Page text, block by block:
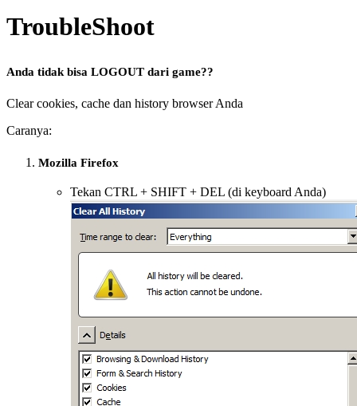
TroubleShoot
Anda tidak bisa LOGOUT dari game??
Clear cookies, cache dan history browser Anda
Caranya:
Mozilla Firefox
Tekan CTRL + SHIFT + DEL (di keyboard Anda)